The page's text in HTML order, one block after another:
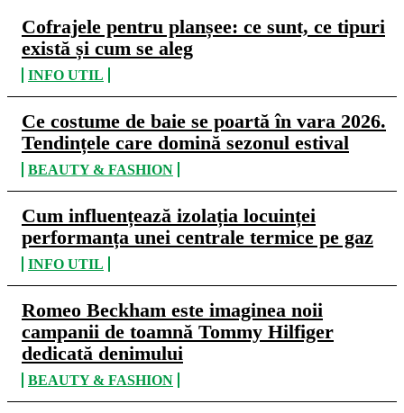
Cofrajele pentru planșee: ce sunt, ce tipuri
există și cum se aleg
INFO UTIL
Ce costume de baie se poartă în vara 2026.
Tendințele care domină sezonul estival
BEAUTY & FASHION
Cum influențează izolația locuinței
performanța unei centrale termice pe gaz
INFO UTIL
Romeo Beckham este imaginea noii
campanii de toamnă Tommy Hilfiger
dedicată denimului
BEAUTY & FASHION